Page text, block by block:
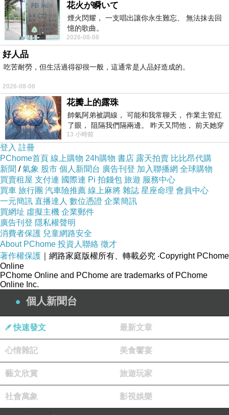
花火が瞬いて
煙火閃耀， 一支唱出讓你永生難忘、 無法抹去回
憶的歌曲。
2026-08-08
好人品
吃苦耐勞，但生活過得卻很一般，這通常是人品好造成的。
2026-08-08
花瓣上的露珠
帥氣阿弟被調線， 可能和我常聊天， 作業主管紅
了眼， 阻隔我們隔兩邊。 昨天又問他， 前天她穿
什麼顏色衣服， 不經
13 小時前
登入 註冊
PChome首頁 線上購物 24h購物 書店 露天拍賣 比比昂代購
新聞 /氣象 股市 個人新聞台 廣告刊登 加入聯播網 全球購物
買賣租屋 支付連 國際連 Pi 拍錢包 旅遊 服務中心
買車 旅行團 汽車險推薦 線上麻將 雜誌 星座命理 會員中心
一元簡訊 直播達人 數位憑證 企業簡訊
買網址 虛擬主機 企業郵件
廣告刊登 隱私權聲明
消費者保護 兒童網路安全
About PChome 投資人聯絡 徵才
著作權保護 ｜網路家庭版權所有、轉載必究 ‧Copyright PChome
Online
PChome Online and PChome are trademarks of PChome
Online Inc.
個人新聞台
快速發文 最新文章
心情雜記 美食饗宴
藝文欣賞 旅遊玩家
社會萬象 影視娛樂